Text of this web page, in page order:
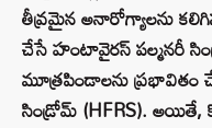
తీవ్రమైన అనారోగ్యాలను
చేసే హంటావైరస్ పల్మనరీ
మూత్రపిండాలను
సిండ్రోమ్ (HFRS).